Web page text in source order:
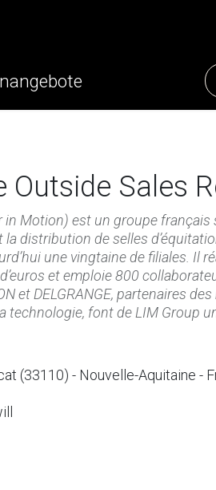
Outside Sales
in Motion) est un groupe
la distribution de selles
une vingtaine de filiales. Il
et emploie 800
et DELGRANGE, partenaires
technologie, font de LIM Group
(33110) - Nouvelle-Aquitaine -